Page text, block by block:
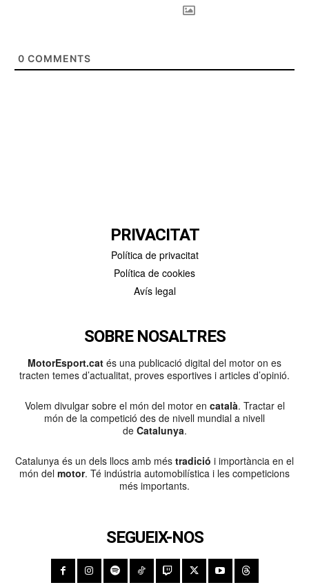
0 COMMENTS
PRIVACITAT
Política de privacitat
Política de cookies
Avís legal
SOBRE NOSALTRES
MotorEsport.cat és una publicació digital del motor on es
tracten temes d’actualitat, proves esportives i articles d’opinió.
Volem divulgar sobre el món del motor en català. Tractar el
món de la competició des de nivell mundial a nivell
de Catalunya.
Catalunya és un dels llocs amb més tradició i importància en el
món del motor. Té indústria automobilística i les competicions
més importants.
SEGUEIX-NOS